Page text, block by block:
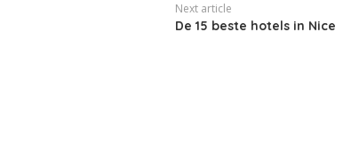
Next article
De 15 beste hotels in Nice